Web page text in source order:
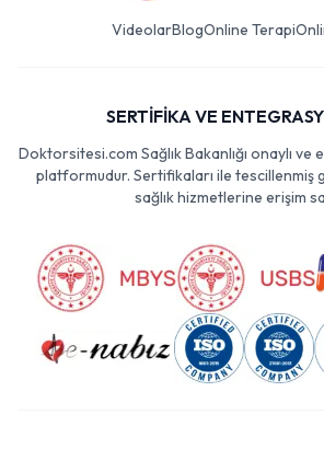
VideolarBlogOnline Terapi
SERTİFİKA VE
Doktorsitesi.com Sağlık Bakanlığı onaylı ve
platformudur. Sertifikaları ile tescillenmiş
sağlık hizmetlerine erişim